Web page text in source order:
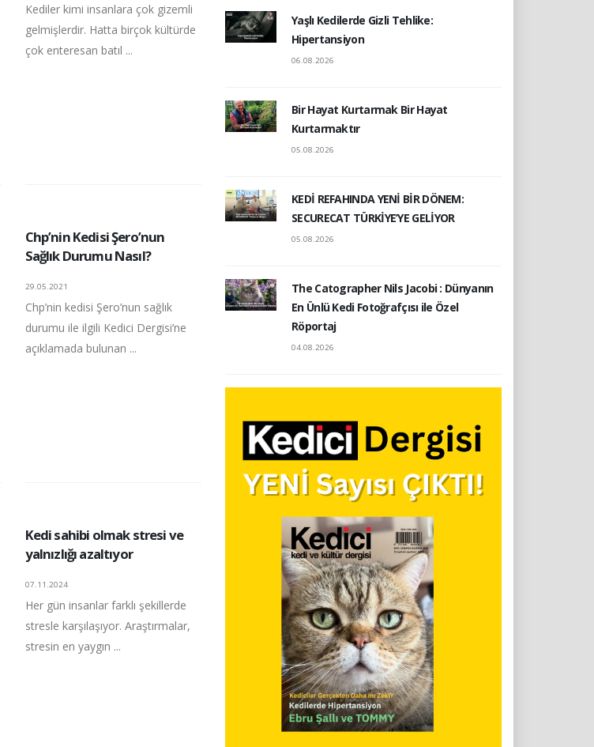
Kediler kimi insanlara çok gizemli
gelmişlerdir. Hatta birçok kültürde
çok enteresan batıl ...
Chp’nin Kedisi Şero’nun
Sağlık Durumu Nasıl?
29.05.2021
Chp’nin kedisi Şero’nun sağlık
durumu ile ilgili Kedici Dergisi’ne
açıklamada bulunan ...
Kedi sahibi olmak stresi ve
yalnızlığı azaltıyor
07.11.2024
Her gün insanlar farklı şekillerde
stresle karşılaşıyor. Araştırmalar,
stresin en yaygın ...
Yaşlı Kedilerde Gizli Tehlike:
Hipertansiyon
06.08.2026
Bir Hayat Kurtarmak Bir Hayat
Kurtarmaktır
05.08.2026
KEDİ REFAHINDA YENİ BİR DÖNEM:
SECURECAT TÜRKİYE’YE GELİYOR
05.08.2026
The Catographer Nils Jacobi : Dünyanın
En Ünlü Kedi Fotoğrafçısı ile Özel
Röportaj
04.08.2026